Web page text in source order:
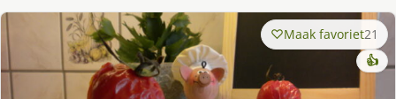
Maak favoriet21
👍